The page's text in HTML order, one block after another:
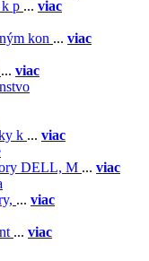
k p ... viac
kon ... viac
... viac
k ... viac
DELL, M ... viac
... viac
... viac